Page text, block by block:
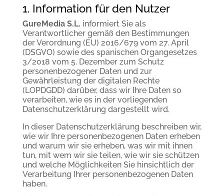
1. Information für den Nutzer
GureMedia S.L. informiert Sie als
Verantwortlicher gemäß den Bestimmungen
der Verordnung (EU) 2016/679 vom 27. April
(DSGVO) sowie des spanischen Organgesetzes
3/2018 vom 5. Dezember zum Schutz
personenbezogener Daten und zur
Gewährleistung der digitalen Rechte
(LOPDGDD) darüber, dass wir Ihre Daten so
verarbeiten, wie es in der vorliegenden
Datenschutzerklärung dargestellt wird.
In dieser Datenschutzerklärung beschreiben wir,
wie wir Ihre personenbezogenen Daten erheben
und warum wir sie erheben, was wir mit ihnen
tun, mit wem wir sie teilen, wie wir sie schützen
und welche Möglichkeiten Sie hinsichtlich der
Verarbeitung Ihrer personenbezogenen Daten
haben.